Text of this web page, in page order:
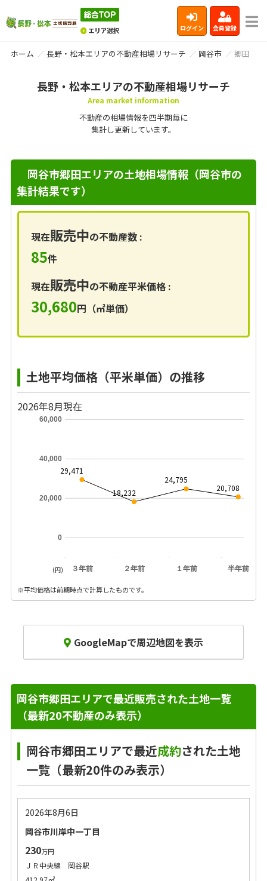
ログイン 会員登録
ホーム 長野・松本エリアの不動産相場リサーチ 岡谷市 郷田
長野・松本エリアの不動産相場リサーチ
Area market information
不動産の相場情報を四半期毎に
集計し更新しています。
岡谷市郷田エリアの土地相場情報（岡谷市の
集計結果です）
現在販売中の不動産数 :
85件
現在販売中の不動産平米価格 :
30,680円（㎡単価）
土地平均価格（平米単価）の推移
2026年8月現在
３年前 ２年前 １年前 半年前
0
20,000
40,000
60,000
29,471
18,232
24,795
20,708
(円)
※平均価格は前期時点で計算したものです。
GoogleMapで周辺地図を表示
岡谷市郷田エリアで最近販売された土地一覧
（最新20不動産のみ表示）
岡谷市郷田エリアで最近成約された土地
一覧（最新20件のみ表示）
2026年8月6日
岡谷市川岸中一丁目
230万円
ＪＲ中央線 岡谷駅